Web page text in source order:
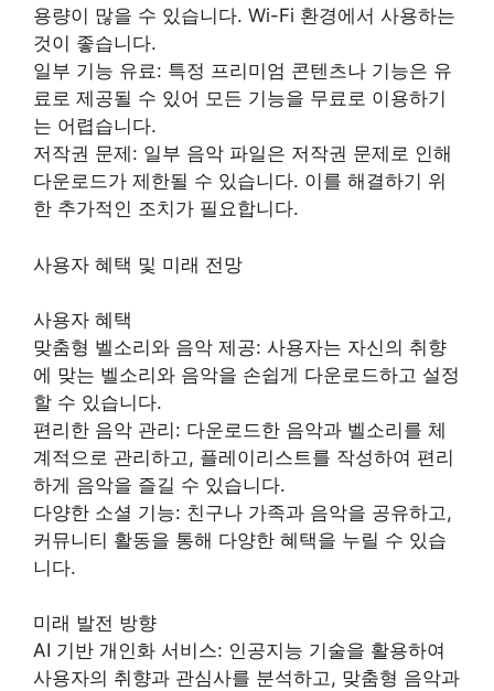
용량이 많을 수 있습니다. Wi-Fi 환경에서 사용하는
것이 좋습니다.
일부 기능 유료: 특정 프리미엄 콘텐츠나 기능은 유
료로 제공될 수 있어 모든 기능을 무료로 이용하기
는 어렵습니다.
저작권 문제: 일부 음악 파일은 저작권 문제로 인해
다운로드가 제한될 수 있습니다. 이를 해결하기 위
한 추가적인 조치가 필요합니다.
사용자 혜택 및 미래 전망
사용자 혜택
맞춤형 벨소리와 음악 제공: 사용자는 자신의 취향
에 맞는 벨소리와 음악을 손쉽게 다운로드하고 설정
할 수 있습니다.
편리한 음악 관리: 다운로드한 음악과 벨소리를 체
계적으로 관리하고, 플레이리스트를 작성하여 편리
하게 음악을 즐길 수 있습니다.
다양한 소셜 기능: 친구나 가족과 음악을 공유하고,
커뮤니티 활동을 통해 다양한 혜택을 누릴 수 있습
니다.
미래 발전 방향
AI 기반 개인화 서비스: 인공지능 기술을 활용하여
사용자의 취향과 관심사를 분석하고, 맞춤형 음악과